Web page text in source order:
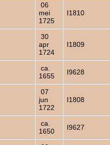
06
mei
1725
I1810
30
apr
1724
I1809
ca.
1655
I9628
07
jun
1722
I1808
ca.
1650
I9627